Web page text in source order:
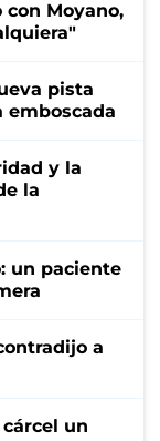
Moyano,
pista
emboscada
y la
la
un paciente
a
un